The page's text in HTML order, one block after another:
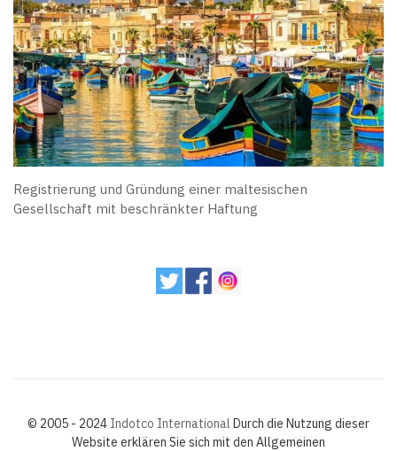
Registrierung und Gründung einer maltesischen
Gesellschaft mit beschränkter Haftung
© 2005 - 2024 Indotco International Durch die Nutzung dieser
Website erklären Sie sich mit den Allgemeinen